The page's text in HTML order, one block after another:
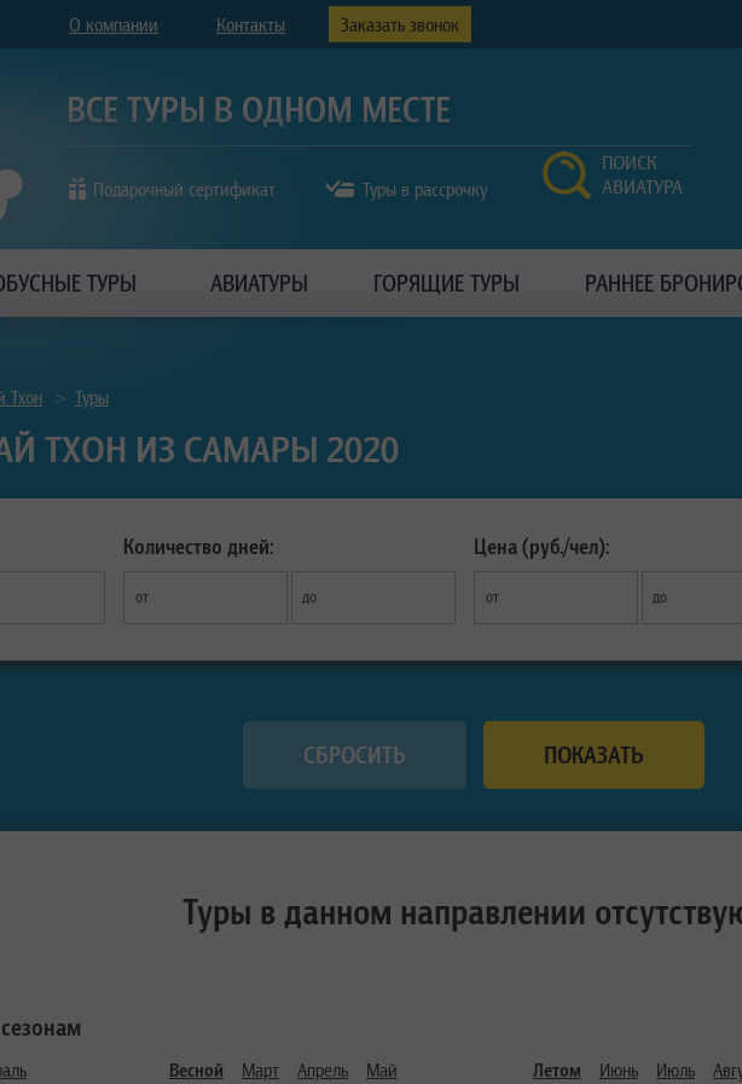
О компании Контакты Заказать звонок
Подарочный сертификат Туры в рассрочку
ПОИСК
АВИАТУРА
ТУРЫ АВИАТУРЫ ГОРЯЩИЕ ТУРЫ РАННЕЕ
Тхон > Туры
ТХОН ИЗ САМАРЫ 2020
Количество дней:
от до
Цена (руб./чел):
от до
Туры в данном направлении
Весной Март Апрель Май Летом Июнь Июль